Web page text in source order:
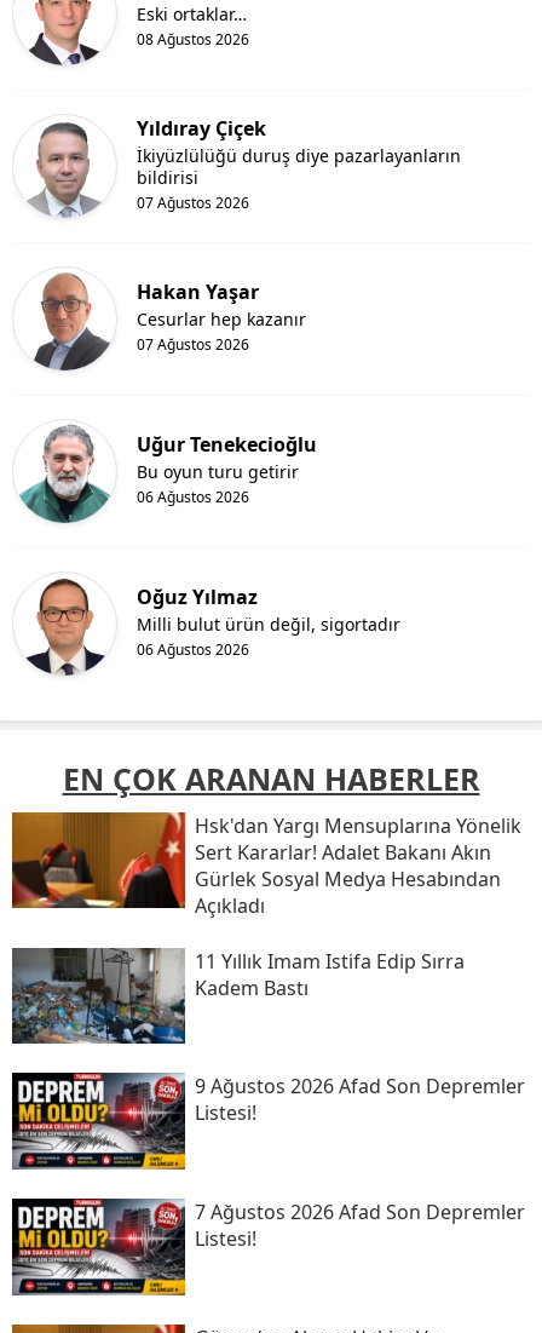
08 Ağustos 2026
Eski ortaklar…
Yıldıray Çiçek
07 Ağustos 2026
İkiyüzlülüğü duruş diye pazarlayanların
bildirisi
Hakan Yaşar
07 Ağustos 2026
Cesurlar hep kazanır
Uğur Tenekecioğlu
06 Ağustos 2026
Bu oyun turu getirir
Oğuz Yılmaz
06 Ağustos 2026
Milli bulut ürün değil, sigortadır
EN ÇOK ARANAN HABERLER
Hsk'dan Yargı Mensuplarına Yönelik
Sert Kararlar! Adalet Bakanı Akın
Gürlek Sosyal Medya Hesabından
Açıkladı
11 Yıllık Imam Istifa Edip Sırra
Kadem Bastı
9 Ağustos 2026 Afad Son Depremler
Listesi!
7 Ağustos 2026 Afad Son Depremler
Listesi!